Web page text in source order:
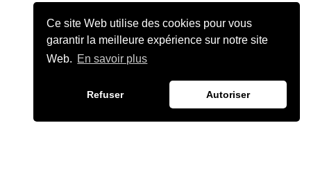
Ce site Web utilise des cookies pour vous
garantir la meilleure expérience sur notre site
Web. En savoir plus
Refuser Autoriser